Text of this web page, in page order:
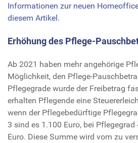
Informationen zur neuen
diesem Artikel.
Erhöhung des Pflege-
Ab 2021 haben mehr angehörige
Möglichkeit, den Pflege-
Pflegegrade wurde der Freibetrag
erhalten Pflegende eine
wenn der Pflegebedürftige
3 sind es 1.100 Euro, bei
Euro. Diese Summe wird vom zu